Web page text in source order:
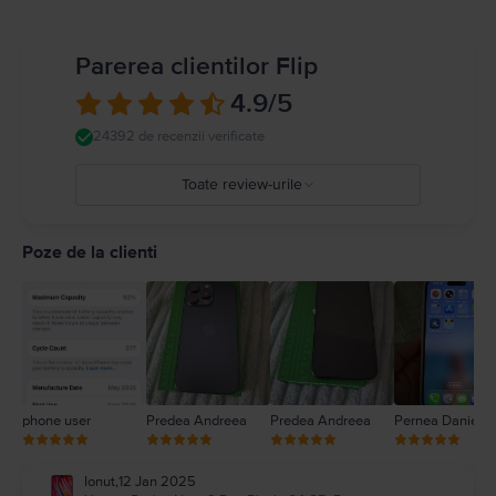
Parerea clientilor Flip
4.9/5
24392 de recenzii verificate
Toate review-urile
Poze de la clienti
phone user Predea Andreea Predea Andreea Pernea Daniel
Ionut,12 Jan 2025